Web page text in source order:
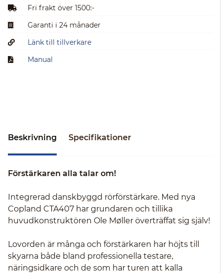
Fri frakt över 1500:-
Garanti i 24 månader
Länk till tillverkare
Manual
Beskrivning Specifikationer
Förstärkaren alla talar om!
Integrerad danskbyggd rörförstärkare. Med nya
Copland CTA407 har grundaren och tillika
huvudkonstruktören Ole Møller överträffat sig själv!
Lovorden är många och förstärkaren har höjts till
skyarna både bland professionella testare,
näringsidkare och de som har turen att kalla